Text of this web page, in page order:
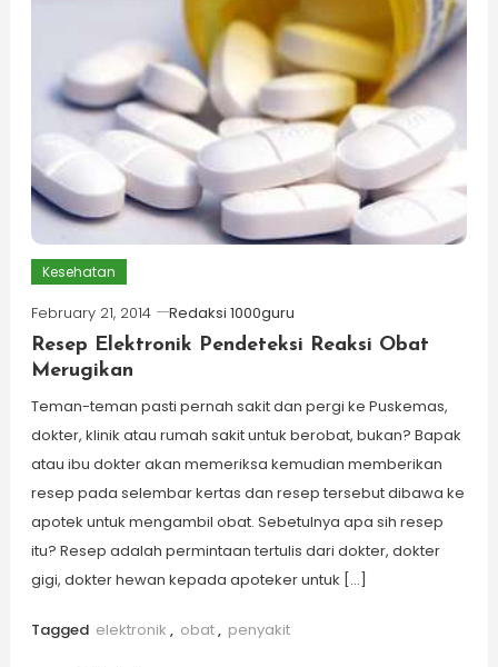
Kesehatan
February 21, 2014
Redaksi 1000guru
Resep Elektronik Pendeteksi Reaksi Obat
Merugikan
Teman-teman pasti pernah sakit dan pergi ke Puskemas,
dokter, klinik atau rumah sakit untuk berobat, bukan? Bapak
atau ibu dokter akan memeriksa kemudian memberikan
resep pada selembar kertas dan resep tersebut dibawa ke
apotek untuk mengambil obat. Sebetulnya apa sih resep
itu? Resep adalah permintaan tertulis dari dokter, dokter
gigi, dokter hewan kepada apoteker untuk […]
Tagged elektronik , obat, penyakit